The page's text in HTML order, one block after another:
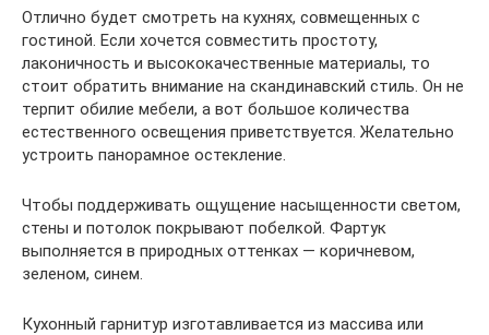
Отлично будет смотреть на кухнях, совмещенных с
гостиной. Если хочется совместить простоту,
лаконичность и высококачественные материалы, то
стоит обратить внимание на скандинавский стиль. Он не
терпит обилие мебели, а вот большое количества
естественного освещения приветствуется. Желательно
устроить панорамное остекление.
Чтобы поддерживать ощущение насыщенности светом,
стены и потолок покрывают побелкой. Фартук
выполняется в природных оттенках — коричневом,
зеленом, синем.
Кухонный гарнитур изготавливается из массива или